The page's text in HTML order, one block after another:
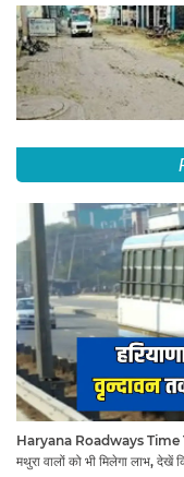
Haryana Roadways Time
मथुरा वालों को भी मिलेगा लाभ, देखें